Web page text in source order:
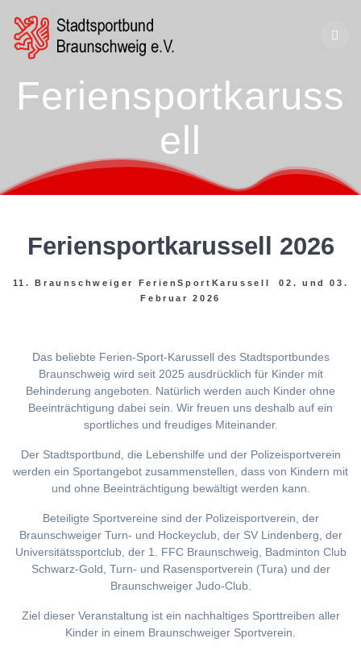
Feriensportkaruss
ell
Feriensportkarussell 2026
11. Braunschweiger FerienSportKarussell 02. und 03.
Februar 2026
Das beliebte Ferien-Sport-Karussell des Stadtsportbundes
Braunschweig wird seit 2025 ausdrücklich für Kinder mit
Behinderung angeboten. Natürlich werden auch Kinder ohne
Beeinträchtigung dabei sein. Wir freuen uns deshalb auf ein
sportliches und freudiges Miteinander.
Der Stadtsportbund, die Lebenshilfe und der Polizeisportverein
werden ein Sportangebot zusammenstellen, dass von Kindern mit
und ohne Beeinträchtigung bewältigt werden kann.
Beteiligte Sportvereine sind der Polizeisportverein, der
Braunschweiger Turn- und Hockeyclub, der SV Lindenberg, der
Universitätssportclub, der 1. FFC Braunschweig, Badminton Club
Schwarz-Gold, Turn- und Rasensportverein (Tura) und der
Braunschweiger Judo-Club.
Ziel dieser Veranstaltung ist ein nachhaltiges Sporttreiben aller
Kinder in einem Braunschweiger Sportverein.